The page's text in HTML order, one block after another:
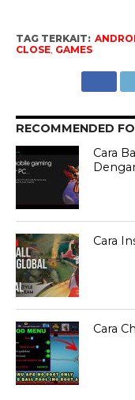
TAG TERKAIT:
CLOSE, GAMES
RECOMMENDED
Cara
Cara
Cara